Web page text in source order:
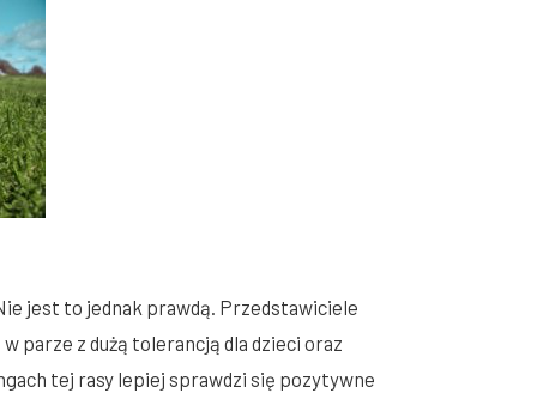
jest to jednak prawdą. Przedstawiciele
parze z dużą tolerancją dla dzieci oraz
tej rasy lepiej sprawdzi się pozytywne